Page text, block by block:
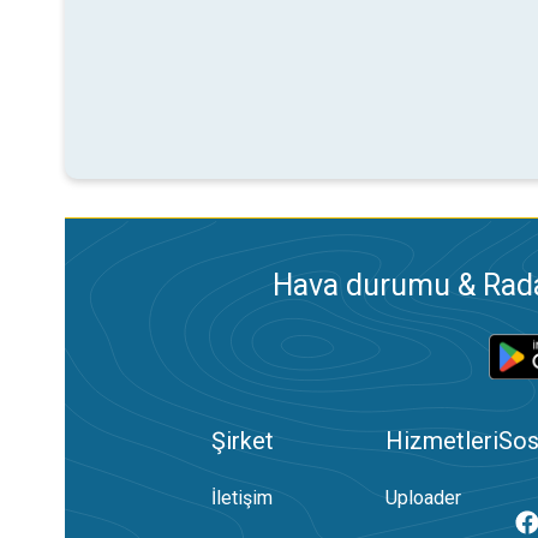
Hava durumu &
Şirket
İletişim
Hizmetleri
Uploader